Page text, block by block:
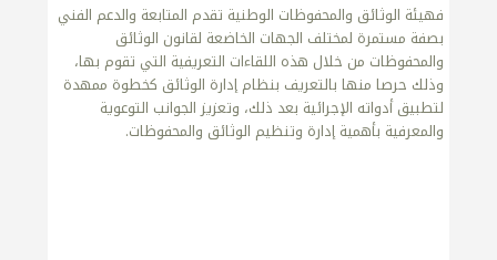
فهيئة الوثائق والمحفوظات الوطنية تقدم المتابعة والدعم الفني
بصفة مستمرة لمختلف الجهات الخاضعة لقانون الوثائق
والمحفوظات من خلال هذه اللقاءات التعريفية التي تقوم بها،
وذلك حرصا منها بالتعريف بنظام إدارة الوثائق كخطوة ممهدة
لتطبيق أدواته الإجرائية بعد ذلك، وتعزيز الجوانب التوعوية
والمعرفية بأهمية إدارة وتنظيم الوثائق والمحفوظات.